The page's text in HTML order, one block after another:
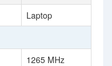
Laptop
1265 MHz